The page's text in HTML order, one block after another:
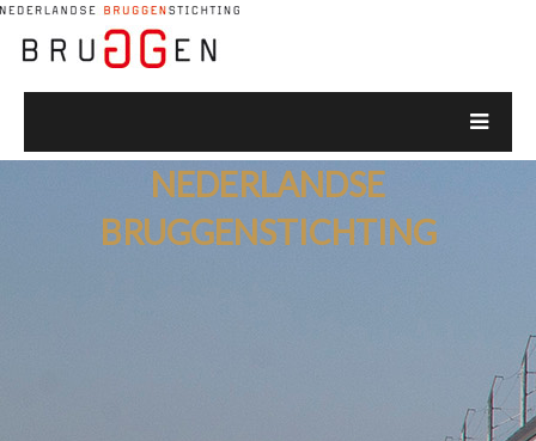
NEDERLANDSE
BRUGGENSTICHTING